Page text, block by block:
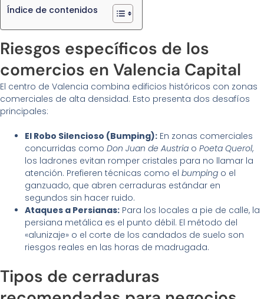
Índice de contenidos
Riesgos específicos de los
comercios en Valencia Capital
El centro de Valencia combina edificios históricos con zonas
comerciales de alta densidad. Esto presenta dos desafíos
principales:
El Robo Silencioso (Bumping): En zonas comerciales
concurridas como Don Juan de Austria o Poeta Querol,
los ladrones evitan romper cristales para no llamar la
atención. Prefieren técnicas como el bumping o el
ganzuado, que abren cerraduras estándar en
segundos sin hacer ruido.
Ataques a Persianas: Para los locales a pie de calle, la
persiana metálica es el punto débil. El método del
«alunizaje» o el corte de los candados de suelo son
riesgos reales en las horas de madrugada.
Tipos de cerraduras